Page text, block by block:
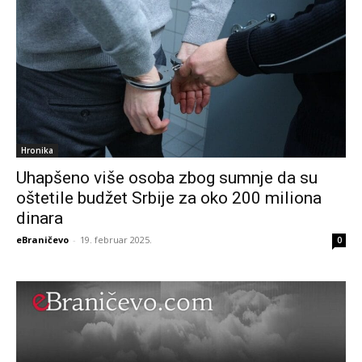
Hronika
Uhapšeno više osoba zbog sumnje da su
oštetile budžet Srbije za oko 200 miliona
dinara
eBraničevo - 19. februar 2025. 0